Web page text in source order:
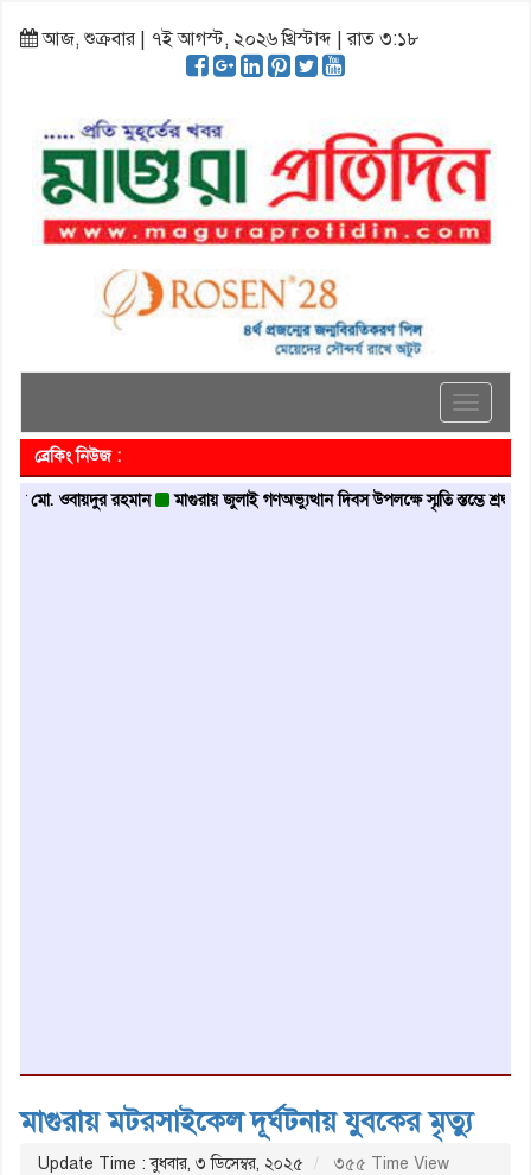
আজ, শুক্রবার | ৭ই আগস্ট, ২০২৬ খ্রিস্টাব্দ | রাত ৩:১৮
Toggle
ব্রেকিং নিউজ :
ওবায়দুর রহমান মাগুরায় জুলাই গণঅভ্যুত্থান দিবস উপলক্ষে স্মৃতি স্তম্ভে শ্রদ্ধা নিবেদন
মাগুরায় মটরসাইকেল দূর্ঘটনায় যুবকের মৃত্যু
Update Time : বুধবার, ৩ ডিসেম্বর, ২০২৫ ৩৫৫ Time View